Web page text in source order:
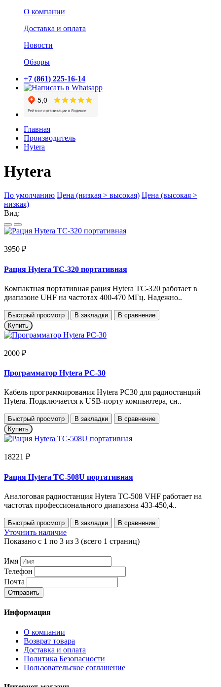
О компании
Доставка и оплата
Новости
Обзоры
+7 (861) 225-16-14
Главная
Производитель
Hytera
Hytera
По умолчанию Цена (низкая > высокая) Цена (высокая >
низкая)
Вид:
3950 ₽
Рация Hytera TC-320 портативная
Компактная портативная рация Hytera TC-320 работает в
диапазоне UHF на частотах 400-470 МГц. Надежно..
Быстрый просмотр В закладки
В сравнение
Купить
2000 ₽
Программатор Hytera PC-30
Кабель программирования Hytera PC30 для радиостанций
Hytera. Подключается к USB-порту компьютера, сн..
Быстрый просмотр В закладки
В сравнение
Купить
18221 ₽
Рация Hytera ТС-508U портативная
Аналоговая радиостанция Hytera TC-508 VHF работает на
частотах профессионального диапазона 433-450,4..
Быстрый просмотр В закладки В сравнение
Уточнить наличие
Показано с 1 по 3 из 3 (всего 1 страниц)
Имя
Телефон
Почта
Отправить
Информация
О компании
Возврат товара
Доставка и оплата
Политика Безопасности
Пользовательское соглашение